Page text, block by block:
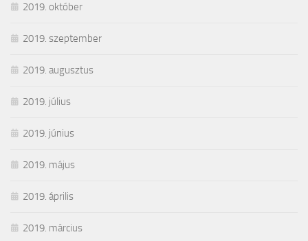
2019. október
2019. szeptember
2019. augusztus
2019. július
2019. június
2019. május
2019. április
2019. március